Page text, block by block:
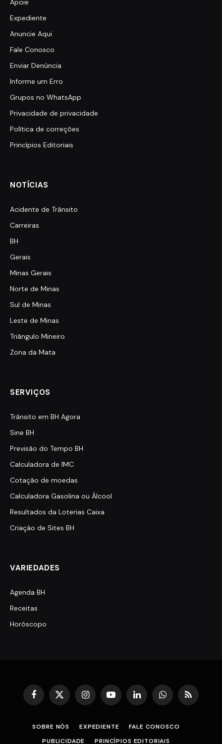
Apoie
Expediente
Anuncie Aqui
Fale Conosco
Enviar Denúncia
Informe um Erro
Grupos no WhatsApp
Privacidade de privacidade
Política de correções
Princípios Editoriais
NOTÍCIAS
Acidente de Trânsito
Carreiras
BH
Gerais
Minas Gerais
Norte de Minas
Sul de Minas
Leste de Minas
Triângulo Mineiro
Zona da Mata
SERVIÇOS
Trânsito em BH Agora
Sine BH
Previsão do Tempo BH
Calculadora de IMC
Cotação de moedas
Calculadora Gasolina ou Álcool
Resultados da Loterias Caixa
Criação de Sites BH
VARIEDADES
Agenda BH
Receitas
Horóscopo
Facebook
X
InstagramYouTubeLinkedInWhatsAppRSS
SOBRE NÓS EXPEDIENTE
FALE CONOSCO
PUBLICIDADE
PRINCÍPIOS EDITORIAIS